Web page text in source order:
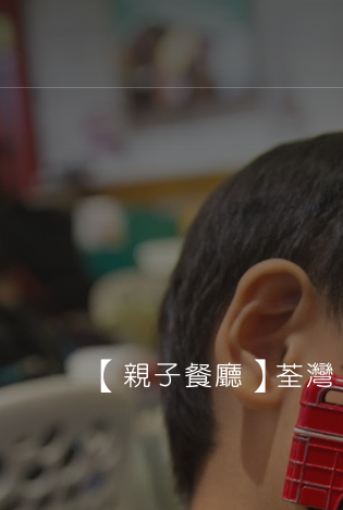
【親子餐廳】荃灣